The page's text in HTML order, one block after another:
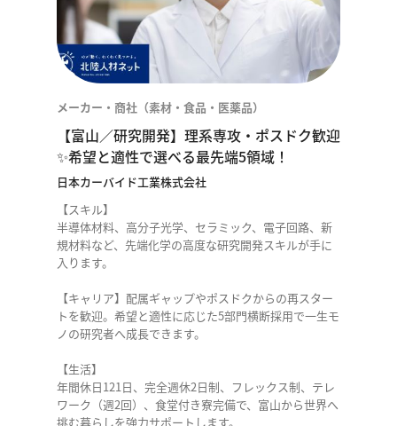
メーカー・商社（素材・食品・医薬品）
【富山／研究開発】理系専攻・ポスドク歓迎
✨希望と適性で選べる最先端5領域！
日本カーバイド工業株式会社
【スキル】
半導体材料、高分子光学、セラミック、電子回路、新
規材料など、先端化学の高度な研究開発スキルが手に
入ります。
【キャリア】配属ギャップやポスドクからの再スター
トを歓迎。希望と適性に応じた5部門横断採用で一生モ
ノの研究者へ成長できます。
【生活】
年間休日121日、完全週休2日制、フレックス制、テレ
ワーク（週2回）、食堂付き寮完備で、富山から世界へ
挑む暮らしを強力サポートします。